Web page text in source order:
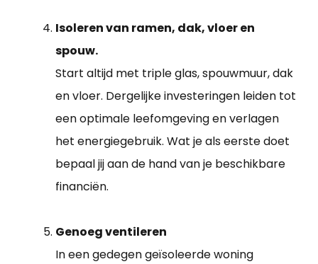
Isoleren van ramen, dak, vloer en
spouw.
Start altijd met triple glas, spouwmuur, dak
en vloer. Dergelijke investeringen leiden tot
een optimale leefomgeving en verlagen
het energiegebruik. Wat je als eerste doet
bepaal jij aan de hand van je beschikbare
financiën.
Genoeg ventileren
In een gedegen geïsoleerde woning